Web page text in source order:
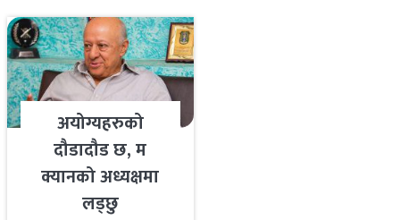
अयोग्यहरुको
दौडादौड छ, म
क्यानको अध्यक्षमा
लड्छु